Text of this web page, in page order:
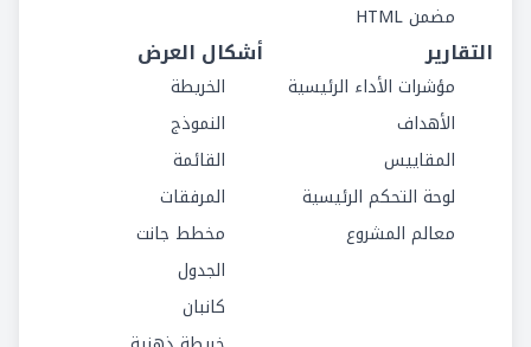
مضمن HTML
التقارير
مؤشرات الأداء الرئيسية
الأهداف
المقاييس
لوحة التحكم الرئيسية
معالم المشروع
أشكال العرض
الخريطة
النموذج
القائمة
المرفقات
مخطط جانت
الجدول
كانبان